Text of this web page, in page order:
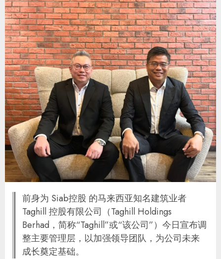
前身为 Siab控股 的马来西亚知名建筑业者
Taghill 控股有限公司（Taghill Holdings
Berhad，简称“Taghill”或“该公司”）今日宣布调
整主要管理层，以加强领导团队，为公司未来
成长奠定基础。